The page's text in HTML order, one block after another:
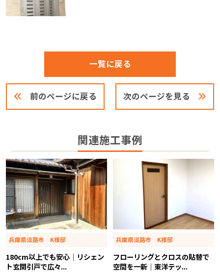
前のページに戻る
一覧に戻る
次のページを見る
関連施工事例
兵庫県淡路市 K様邸
180cm以上でも安心｜リシェン
ト玄関引戸で広々...
兵庫県淡路市 K様邸
フローリングとクロスの貼替で
空間を一新｜東洋テッ...